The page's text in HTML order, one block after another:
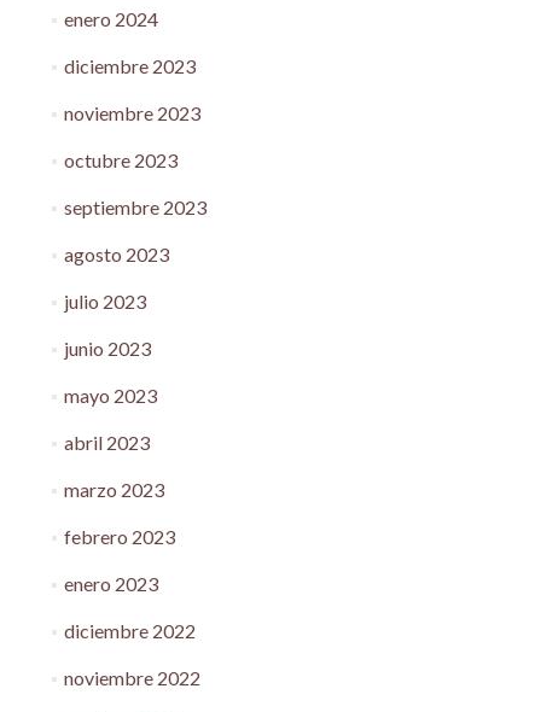
enero 2024
diciembre 2023
noviembre 2023
octubre 2023
septiembre 2023
agosto 2023
julio 2023
junio 2023
mayo 2023
abril 2023
marzo 2023
febrero 2023
enero 2023
diciembre 2022
noviembre 2022